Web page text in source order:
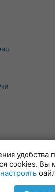
удобства
cookies. Вы
настроить